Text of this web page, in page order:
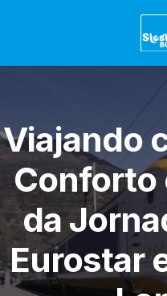
Viajando
Conforto
da
Eurostar